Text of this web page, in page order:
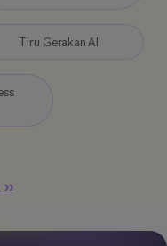
Tiru Gerakan AI